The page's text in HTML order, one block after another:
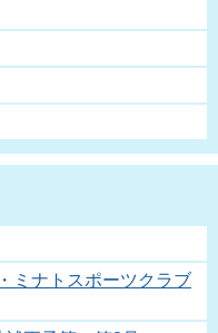
ミナトスポーツクラブ